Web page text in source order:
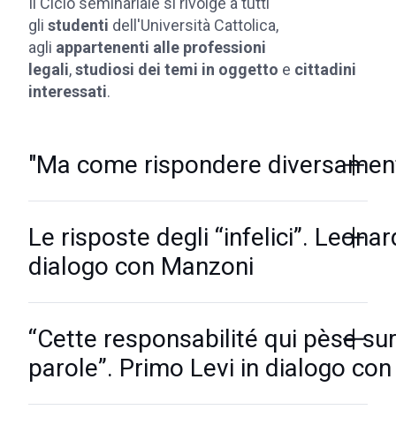
gli studenti dell'Università Cattolica,
agli appartenenti alle professioni
legali,studiosi dei temi in oggetto e cittadini
interessati.
"Ma come rispondere
Le risposte degli “infelici”.
dialogo con Manzoni
“Cette responsabilité qui pèse
parole”. Primo Levi in dialogo